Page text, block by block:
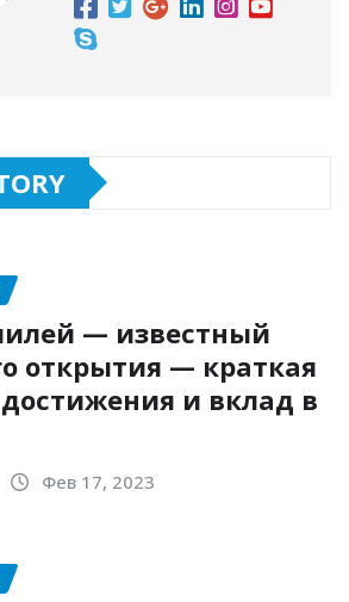
— известный
открытия — краткая
и вклад в
Фев 17, 2023